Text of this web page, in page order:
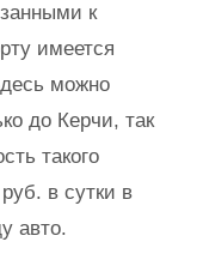
к
имеется
можно
до Керчи, так
такого
в сутки в
авто.